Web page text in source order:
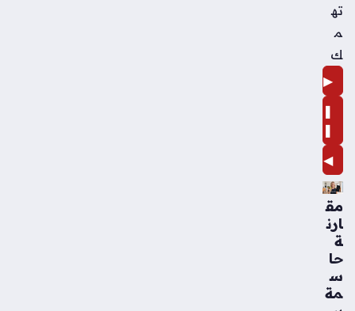
ته
م
ك
▶
❚
❚
◀
مق
ارن
ة
حا
س
مة